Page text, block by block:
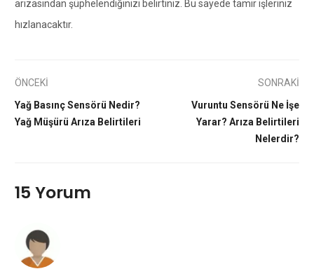
arızasından şüphelendiğinizi belirtiniz. Bu sayede tamir işleriniz
hızlanacaktır.
ÖNCEKİ
Yağ Basınç Sensörü Nedir?
Yağ Müşürü Arıza Belirtileri
SONRAKİ
Vuruntu Sensörü Ne İşe
Yarar? Arıza Belirtileri
Nelerdir?
15 Yorum